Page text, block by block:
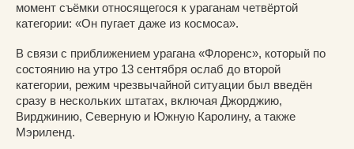
момент съёмки относящегося к ураганам четвёртой
категории: «Он пугает даже из космоса».
В связи с приближением урагана «Флоренс», который по
состоянию на утро 13 сентября ослаб до второй
категории, режим чрезвычайной ситуации был введён
сразу в нескольких штатах, включая Джорджию,
Вирджинию, Северную и Южную Каролину, а также
Мэриленд.